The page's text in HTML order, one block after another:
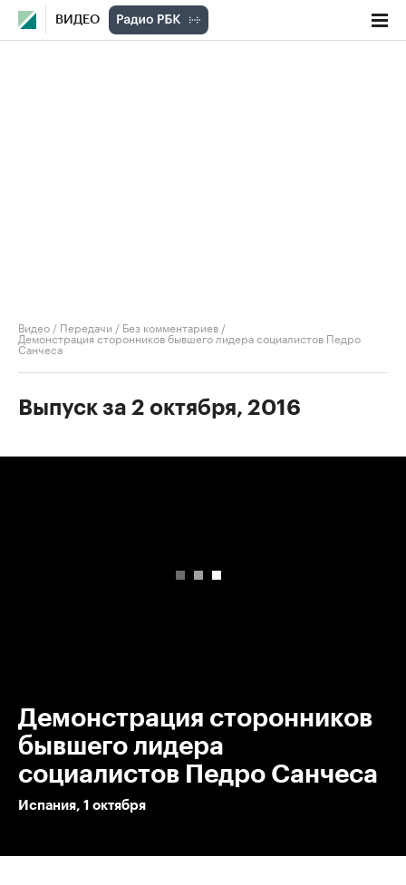
ВИДЕО
Видео / Передачи / Без комментариев /
Демонстрация сторонников бывшего лидера социалистов Педро
Санчеса
Выпуск за 2 октября, 2016
Демонстрация сторонников
бывшего лидера
социалистов Педро Санчеса
Испания, 1 октября